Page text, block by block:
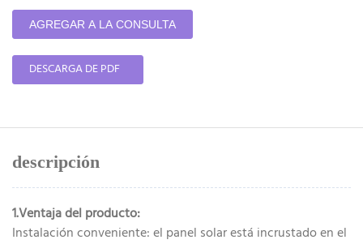
AGREGAR A LA CONSULTA
DESCARGA DE PDF
descripción
1.Ventaja del producto:
Instalación conveniente: el panel solar está incrustado en el